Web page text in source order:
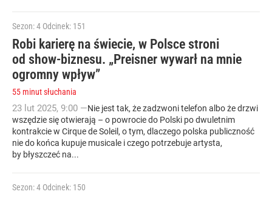
Sezon: 4 Odcinek: 151
Robi karierę na świecie, w Polsce stroni
od show-biznesu. „Preisner wywarł na mnie
ogromny wpływ”
55 minut słuchania
23 lut 2025, 9:00 —Nie jest tak, że zadzwoni telefon albo że drzwi
wszędzie się otwierają – o powrocie do Polski po dwuletnim
kontrakcie w Cirque de Soleil, o tym, dlaczego polska publiczność
nie do końca kupuje musicale i czego potrzebuje artysta,
by błyszczeć na...
Sezon: 4 Odcinek: 150